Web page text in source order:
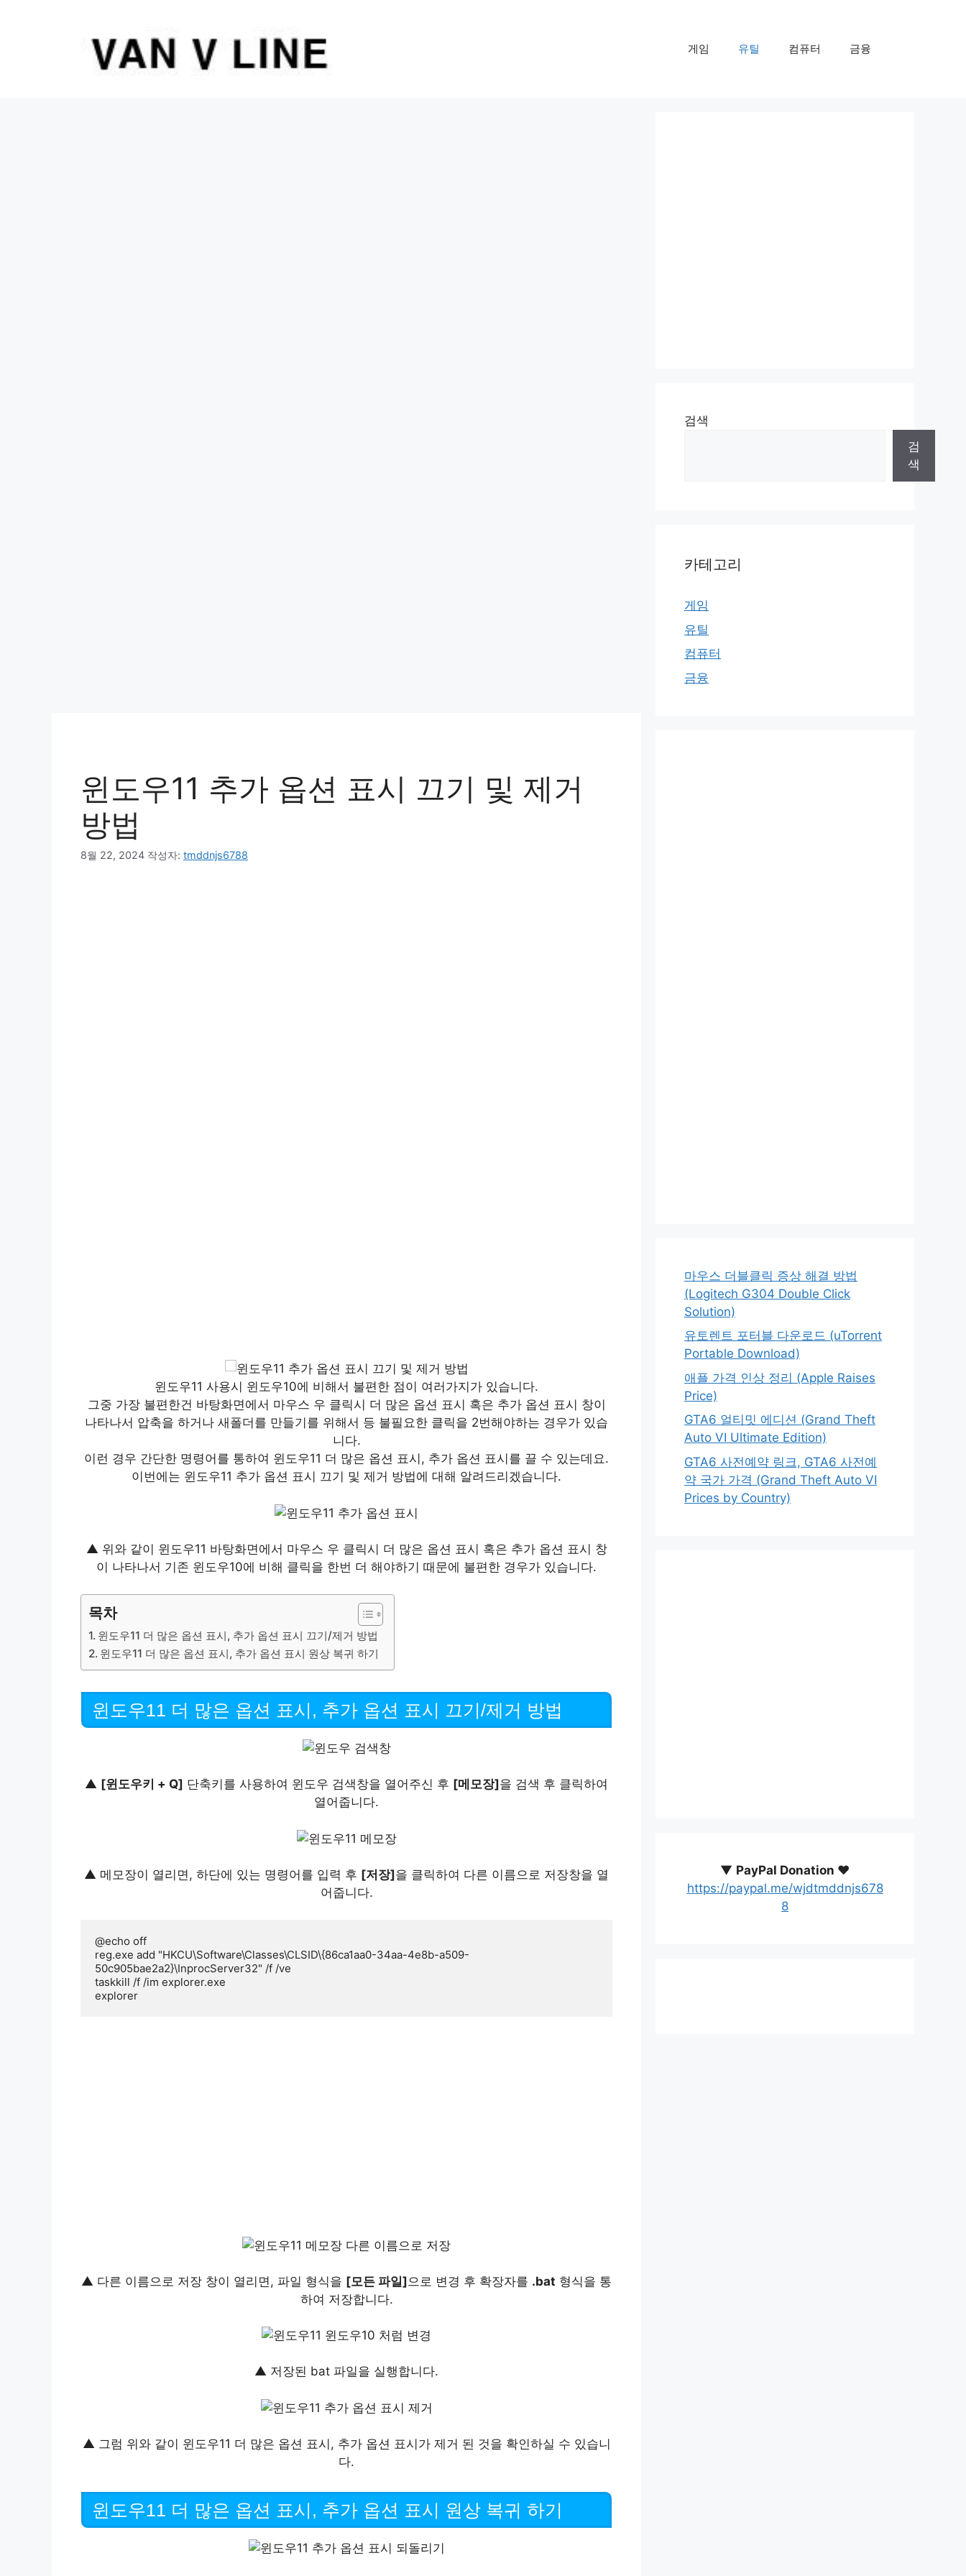
게임 유틸 컴퓨터 금융
윈도우11 추가 옵션 표시 끄기 및 제거
방법
8월 22, 2024 작성자: tmddnjs6788
윈도우11 사용시 윈도우10에 비해서 불편한 점이 여러가지가 있습니다.
그중 가장 불편한건 바탕화면에서 마우스 우 클릭시 더 많은 옵션 표시 혹은 추가 옵션 표시 창이
나타나서 압축을 하거나 새폴더를 만들기를 위해서 등 불필요한 클릭을 2번해야하는 경우가 있습
니다.
이런 경우 간단한 명령어를 통하여 윈도우11 더 많은 옵션 표시, 추가 옵션 표시를 끌 수 있는데요.
이번에는 윈도우11 추가 옵션 표시 끄기 및 제거 방법에 대해 알려드리겠습니다.
▲ 위와 같이 윈도우11 바탕화면에서 마우스 우 클릭시 더 많은 옵션 표시 혹은 추가 옵션 표시 창
이 나타나서 기존 윈도우10에 비해 클릭을 한번 더 해야하기 때문에 불편한 경우가 있습니다.
목차
윈도우11 더 많은 옵션 표시, 추가 옵션 표시 끄기/제거 방법
윈도우11 더 많은 옵션 표시, 추가 옵션 표시 원상 복귀 하기
윈도우11 더 많은 옵션 표시, 추가 옵션 표시 끄기/제거 방법
▲ [윈도우키 + Q] 단축키를 사용하여 윈도우 검색창을 열어주신 후 [메모장]을 검색 후 클릭하여
열어줍니다.
▲ 메모장이 열리면, 하단에 있는 명령어를 입력 후 [저장]을 클릭하여 다른 이름으로 저장창을 열
어줍니다.
@echo off
reg.exe add "HKCU\Software\Classes\CLSID\{86ca1aa0-34aa-4e8b-a509-
50c905bae2a2}\InprocServer32" /f /ve
taskkill /f /im explorer.exe
explorer
▲ 다른 이름으로 저장 창이 열리면, 파일 형식을 [모든 파일]으로 변경 후 확장자를 .bat 형식을 통
하여 저장합니다.
▲ 저장된 bat 파일을 실행합니다.
▲ 그럼 위와 같이 윈도우11 더 많은 옵션 표시, 추가 옵션 표시가 제거 된 것을 확인하실 수 있습니
다.
윈도우11 더 많은 옵션 표시, 추가 옵션 표시 원상 복귀 하기
검색
검
색
카테고리
게임
유틸
컴퓨터
금융
마우스 더블클릭 증상 해결 방법
(Logitech G304 Double Click
Solution)
유토렌트 포터블 다운로드 (uTorrent
Portable Download)
애플 가격 인상 정리 (Apple Raises
Price)
GTA6 얼티밋 에디션 (Grand Theft
Auto VI Ultimate Edition)
GTA6 사전예약 링크, GTA6 사전예
약 국가 가격 (Grand Theft Auto VI
Prices by Country)
▼ PayPal Donation ♥️
https://paypal.me/wjdtmddnjs678
8